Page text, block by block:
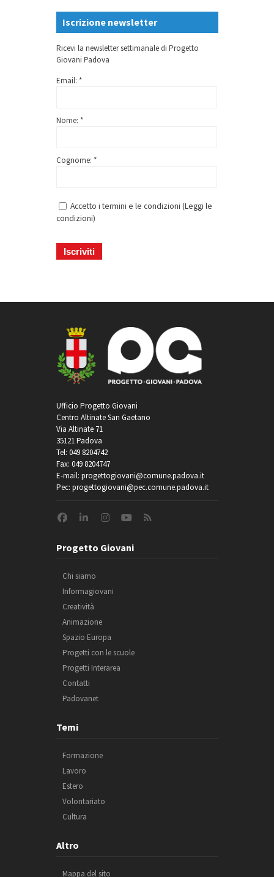
Iscrizione newsletter
Ricevi la newsletter settimanale di Progetto
Giovani Padova
Email: *
Nome: *
Cognome: *
Accetto i termini e le condizioni (Leggi le
condizioni)
Ufficio Progetto Giovani
Centro Altinate San Gaetano
Via Altinate 71
35121 Padova
Tel: 049 8204742
Fax: 049 8204747
E-mail: progettogiovani@comune.padova.it
Pec: progettogiovani@pec.comune.padova.it
Progetto Giovani
Chi siamo
Informagiovani
Creatività
Animazione
Spazio Europa
Progetti con le scuole
Progetti Interarea
Contatti
Padovanet
Temi
Formazione
Lavoro
Estero
Volontariato
Cultura
Altro
Mappa del sito